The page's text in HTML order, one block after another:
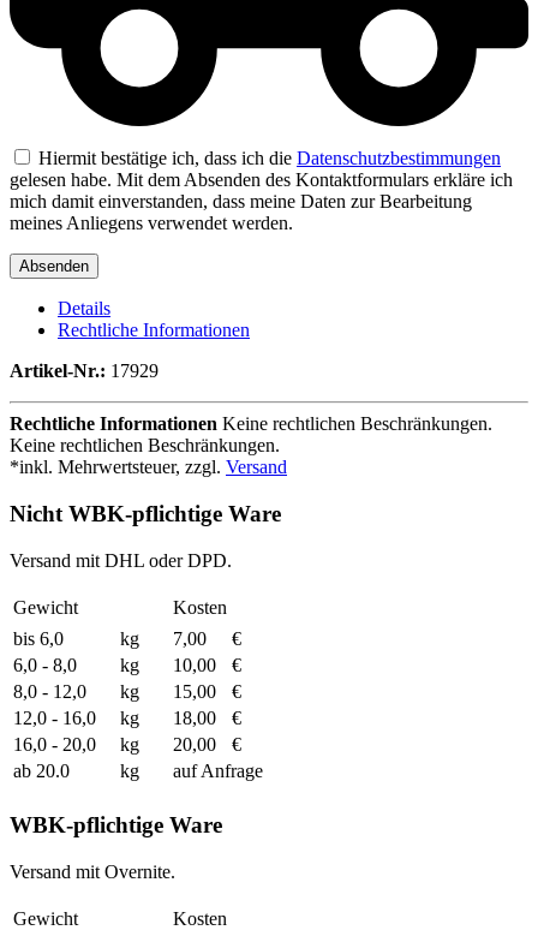
Hiermit bestätige ich, dass ich die Datenschutzbestimmungen
gelesen habe. Mit dem Absenden des Kontaktformulars erkläre ich
mich damit einverstanden, dass meine Daten zur Bearbeitung
meines Anliegens verwendet werden.
Details
Rechtliche Informationen
Artikel-Nr.: 17929
Rechtliche Informationen Keine rechtlichen Beschränkungen.
Keine rechtlichen Beschränkungen.
*inkl. Mehrwertsteuer, zzgl. Versand
Nicht WBK-pflichtige Ware
Versand mit DHL oder DPD.
Gewicht
Kosten
bis 6,0
kg 7,00
€
6,0 - 8,0
kg 10,00
€
8,0 - 12,0
kg 15,00
€
12,0 - 16,0
kg 18,00
€
16,0 - 20,0
kg 20,00
€
ab 20.0
kg auf Anfrage
WBK-pflichtige Ware
Versand mit Overnite.
Gewicht
Kosten